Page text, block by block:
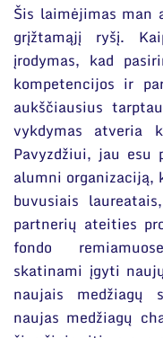
Šis laimėjimas man
grįžtamąjį ryšį.
įrodymas, kad
kompetencijos ir
aukščiausius
vykdymas atveria
Pavyzdžiui, jau esu
alumni organizaciją,
buvusiais
partnerių ateities
fondo
skatinami įgyti
naujais medžiagų
naujas medžiagų